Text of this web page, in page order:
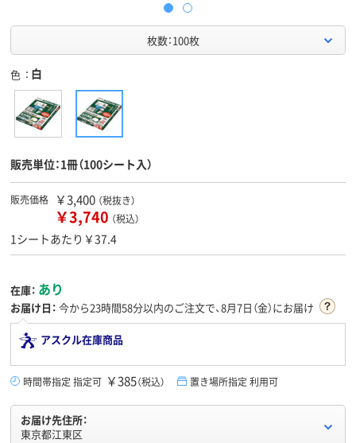
枚数：100枚
色 白
販売単位：1冊（100シート入）
販売価格 ￥3,400 （税抜き）
￥3,740 （税込）
1シートあたり￥37.4
在庫： あり
お届け日： 今から23時間57分以内のご注文で、8月7日（金）にお届け
アスクル在庫商品
時間帯指定 指定可 ￥385（税込） 置き場所指定 利用可
お届け先住所：
東京都江東区